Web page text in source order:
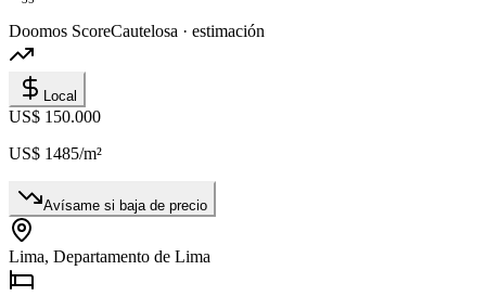
Doomos ScoreCautelosa · estimación
Local
US$ 150.000
US$ 1485/m²
Avísame si baja de precio
Lima, Departamento de Lima